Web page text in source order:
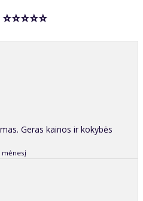
Geras kainos ir kokybės